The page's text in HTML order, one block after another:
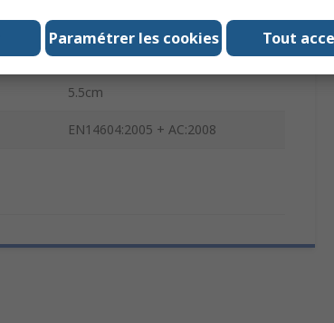
3xAAA, Batterie au lithium
Plastique
5.5cm
EN14604:2005 + AC:2008
Tout
Paramétrer les cookies